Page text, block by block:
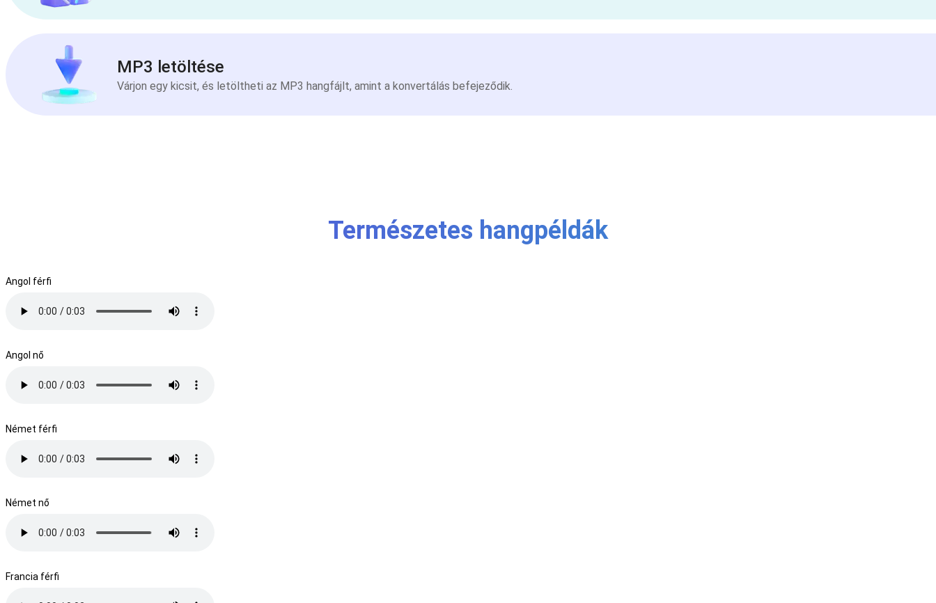
MP3 letöltése
Várjon egy kicsit, és letöltheti az MP3 hangfájlt, amint a konvertálás befejeződik.
Természetes hangpéldák
Angol férfi
Angol nő
Német férfi
Német nő
Francia férfi